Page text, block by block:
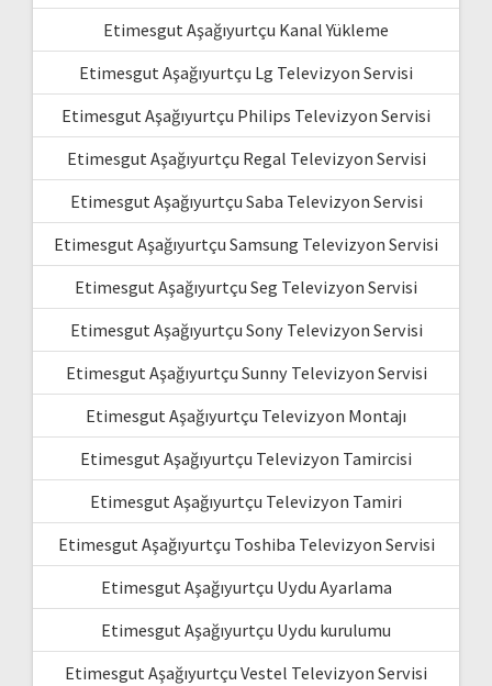
Etimesgut Aşağıyurtçu Kanal Yükleme
Etimesgut Aşağıyurtçu Lg Televizyon Servisi
Etimesgut Aşağıyurtçu Philips Televizyon Servisi
Etimesgut Aşağıyurtçu Regal Televizyon Servisi
Etimesgut Aşağıyurtçu Saba Televizyon Servisi
Etimesgut Aşağıyurtçu Samsung Televizyon Servisi
Etimesgut Aşağıyurtçu Seg Televizyon Servisi
Etimesgut Aşağıyurtçu Sony Televizyon Servisi
Etimesgut Aşağıyurtçu Sunny Televizyon Servisi
Etimesgut Aşağıyurtçu Televizyon Montajı
Etimesgut Aşağıyurtçu Televizyon Tamircisi
Etimesgut Aşağıyurtçu Televizyon Tamiri
Etimesgut Aşağıyurtçu Toshiba Televizyon Servisi
Etimesgut Aşağıyurtçu Uydu Ayarlama
Etimesgut Aşağıyurtçu Uydu kurulumu
Etimesgut Aşağıyurtçu Vestel Televizyon Servisi